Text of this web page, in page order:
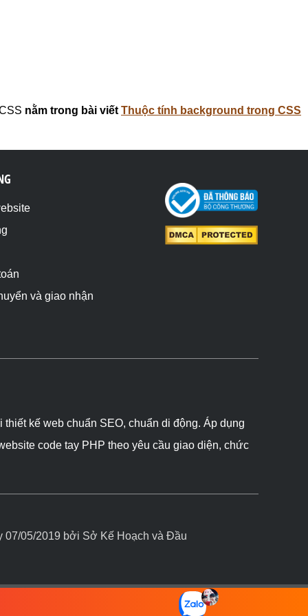
nằm trong bài viết Thuộc tính background trong CSS
và giao nhận
kế web chuẩn SEO, chuẩn di động. Áp dụng
code tay PHP theo yêu cầu giao diện, chức
07/05/2019 bởi Sở Kế Hoạch và Đầu